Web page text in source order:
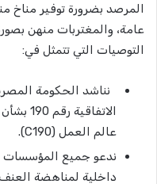
المرصد بضرورة توفير مناخ
عامة، والمغتربات منهن
التوصيات التي تتمثل في:
نناشد الحكومة
عالم العمل (C190).
ندعو جميع المؤسسات
داخلية لمناهضة